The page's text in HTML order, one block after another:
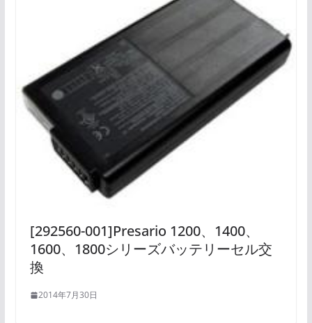
[292560-001]Presario 1200、1400、
1600、1800シリーズバッテリーセル交
換
2014年7月30日